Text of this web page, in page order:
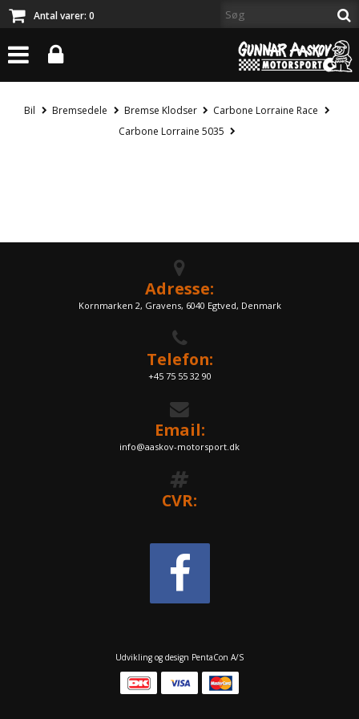
Antal varer: 0
Bil Bremsedele Bremse Klodser
Carbone Lorraine Race
Carbone Lorraine 5035
Adresse:
Kornmarken 2, Gravens, 6040 Egtved, Denmark
Telefon:
+45 75 55 32 90
Email:
info@aaskov-motorsport.dk
CVR:
Udvikling og design PentaCon A/S